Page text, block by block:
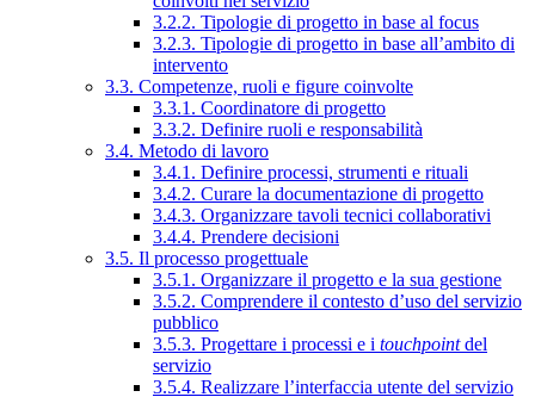
3.2.2. Tipologie di progetto in base al focus
3.2.3. Tipologie di progetto in base all’ambito di
intervento
3.3. Competenze, ruoli e figure coinvolte
3.3.1. Coordinatore di progetto
3.3.2. Definire ruoli e responsabilità
3.4. Metodo di lavoro
3.4.1. Definire processi, strumenti e rituali
3.4.2. Curare la documentazione di progetto
3.4.3. Organizzare tavoli tecnici collaborativi
3.4.4. Prendere decisioni
3.5. Il processo progettuale
3.5.1. Organizzare il progetto e la sua gestione
3.5.2. Comprendere il contesto d’uso del servizio
pubblico
3.5.3. Progettare i processi e i touchpointdel
servizio
3.5.4. Realizzare l’interfaccia utente del servizio